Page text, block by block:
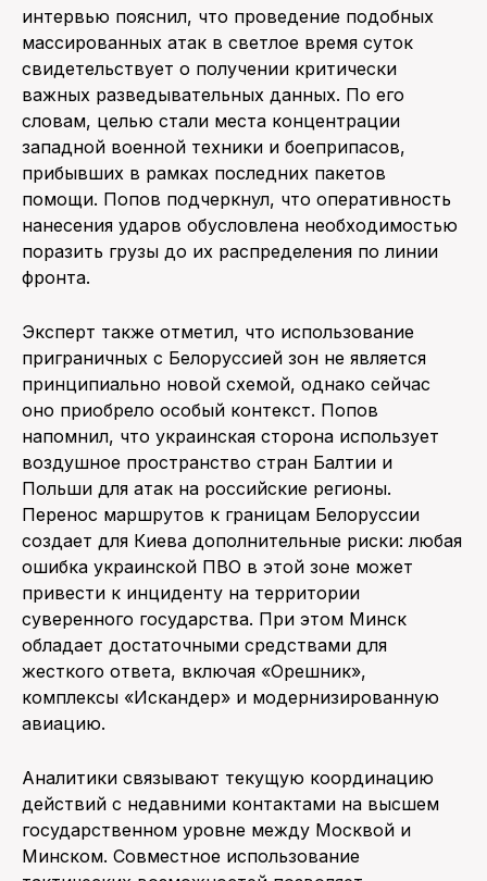
интервью пояснил, что проведение подобных
массированных атак в светлое время суток
свидетельствует о получении критически
важных разведывательных данных. По его
словам, целью стали места концентрации
западной военной техники и боеприпасов,
прибывших в рамках последних пакетов
помощи. Попов подчеркнул, что оперативность
нанесения ударов обусловлена необходимостью
поразить грузы до их распределения по линии
фронта.
Эксперт также отметил, что использование
приграничных с Белоруссией зон не является
принципиально новой схемой, однако сейчас
оно приобрело особый контекст. Попов
напомнил, что украинская сторона использует
воздушное пространство стран Балтии и
Польши для атак на российские регионы.
Перенос маршрутов к границам Белоруссии
создает для Киева дополнительные риски: любая
ошибка украинской ПВО в этой зоне может
привести к инциденту на территории
суверенного государства. При этом Минск
обладает достаточными средствами для
жесткого ответа, включая «Орешник»,
комплексы «Искандер» и модернизированную
авиацию.
Аналитики связывают текущую координацию
действий с недавними контактами на высшем
государственном уровне между Москвой и
Минском. Совместное использование